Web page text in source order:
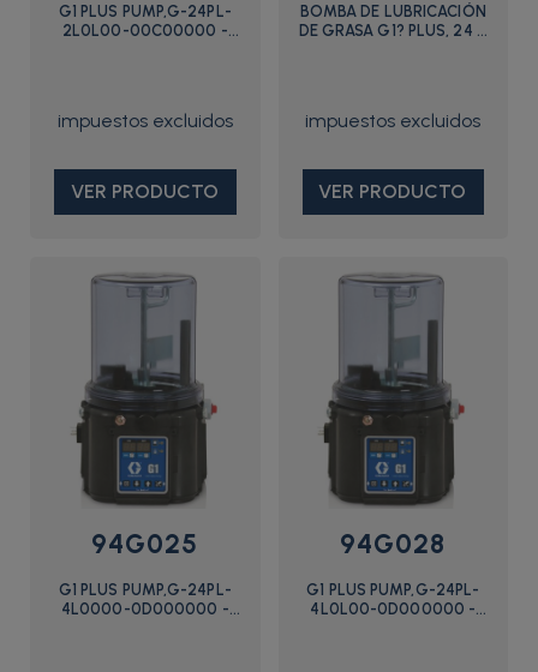
G1 PLUS PUMP,G-24PL-
2L0L00-00C00000 -
VER PRODUCTO
BOMBA DE LUBRICACIÓN
DE GRASA G1? PLUS, 24 V
VER PRODUCTO
94G025
G1 PLUS PUMP,G-24PL-
4L0000-0D000000 -
94G028
G1 PLUS PUMP,G-24PL-
4L0L00-0D000000 -